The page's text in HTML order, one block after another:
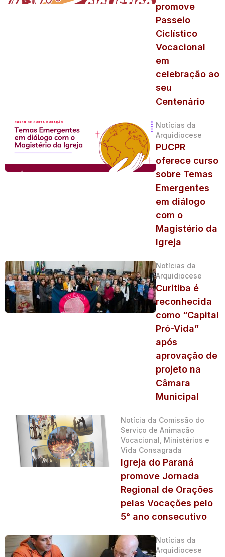
promove
Passeio
Ciclístico
Vocacional
em
celebração ao
seu
Centenário
Notícias da
Arquidiocese
PUCPR
oferece curso
sobre Temas
Emergentes
em diálogo
com o
Magistério da
Igreja
Notícias da
Arquidiocese
Curitiba é
reconhecida
como “Capital
Pró-Vida”
após
aprovação de
projeto na
Câmara
Municipal
Notícia da Comissão do
Serviço de Animação
Vocacional, Ministérios e
Vida Consagrada
Igreja do Paraná
promove Jornada
Regional de Orações
pelas Vocações pelo
5° ano consecutivo
Notícias da
Arquidiocese